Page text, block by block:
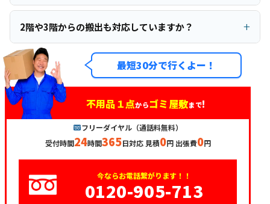
2階や3階からの搬出も対応していますか？
最短30分で行くよー！
不用品１点からゴミ屋敷まで!
フリーダイヤル（通話料無料）
受付時間24時間365日対応 見積0円 出張費0円
今ならお電話繋がります！！
0120-905-713